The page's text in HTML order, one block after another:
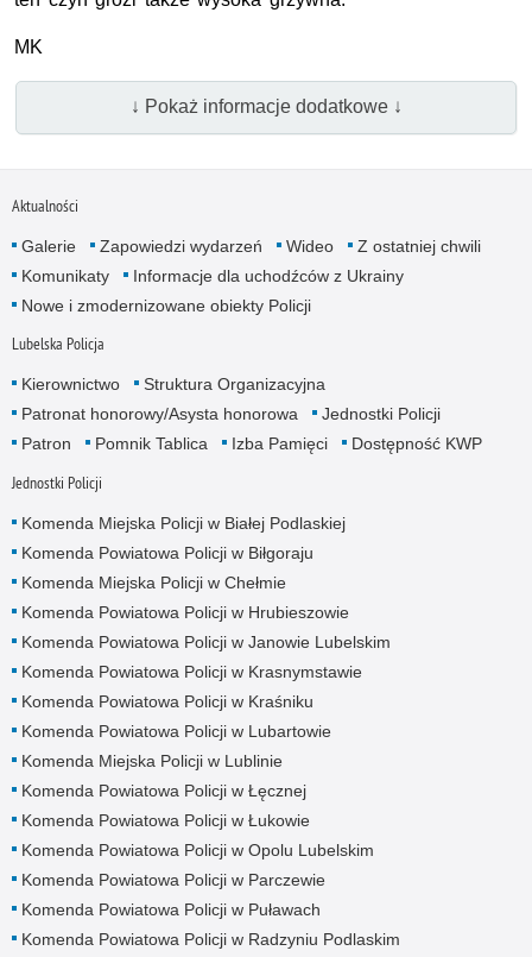
MK
↓ Pokaż informacje dodatkowe ↓
Aktualności
Galerie Zapowiedzi wydarzeń Wideo
Z ostatniej chwili
Komunikaty
Informacje dla uchodźców z Ukrainy
Nowe i zmodernizowane obiekty Policji
Lubelska Policja
Kierownictwo
Struktura Organizacyjna
Patronat honorowy/Asysta honorowa
Jednostki Policji
Patron
Pomnik Tablica Izba Pamięci Dostępność KWP
Jednostki Policji
Komenda Miejska Policji w Białej Podlaskiej
Komenda Powiatowa Policji w Biłgoraju
Komenda Miejska Policji w Chełmie
Komenda Powiatowa Policji w Hrubieszowie
Komenda Powiatowa Policji w Janowie Lubelskim
Komenda Powiatowa Policji w Krasnymstawie
Komenda Powiatowa Policji w Kraśniku
Komenda Powiatowa Policji w Lubartowie
Komenda Miejska Policji w Lublinie
Komenda Powiatowa Policji w Łęcznej
Komenda Powiatowa Policji w Łukowie
Komenda Powiatowa Policji w Opolu Lubelskim
Komenda Powiatowa Policji w Parczewie
Komenda Powiatowa Policji w Puławach
Komenda Powiatowa Policji w Radzyniu Podlaskim